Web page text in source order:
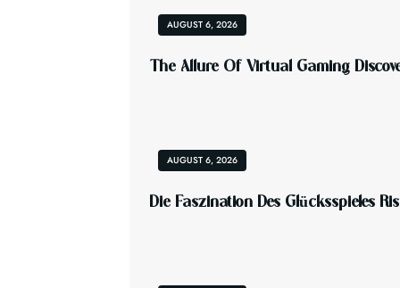
AUGUST 6, 2026
THE ALLURE OF VIRTUAL GAMING DISCOV
AUGUST 6, 2026
DIE FASZINATION DES GLÜCKSSPIELES RIS